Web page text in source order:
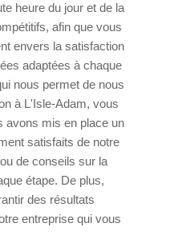
heure du jour et de la
afin que vous
envers la satisfaction
adaptées à chaque
nous permet de nous
à L'Isle-Adam, vous
avons mis en place un
satisfaits de notre
de conseils sur la
étape. De plus,
des résultats
entreprise qui vous